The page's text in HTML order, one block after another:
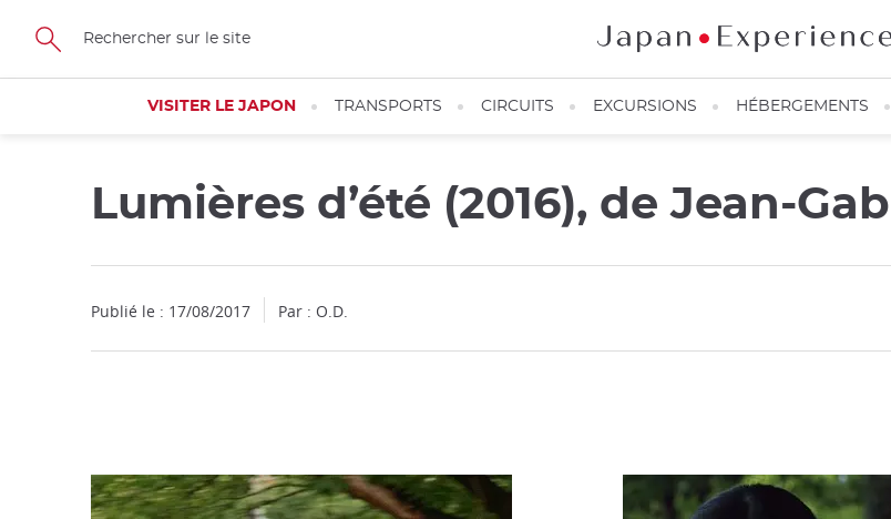
Skip
main
VISITER LE JAPON TRANSPORTS CIRCUITS EXCURSIONS HÉBERGEMENTS
Lumières d’été (2016), de Jean-
Publié le : 17/08/2017 Par : O.D.